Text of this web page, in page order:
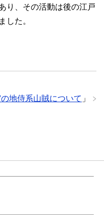
り、その活動は後の江戸
した。
地侍系山賊について 」